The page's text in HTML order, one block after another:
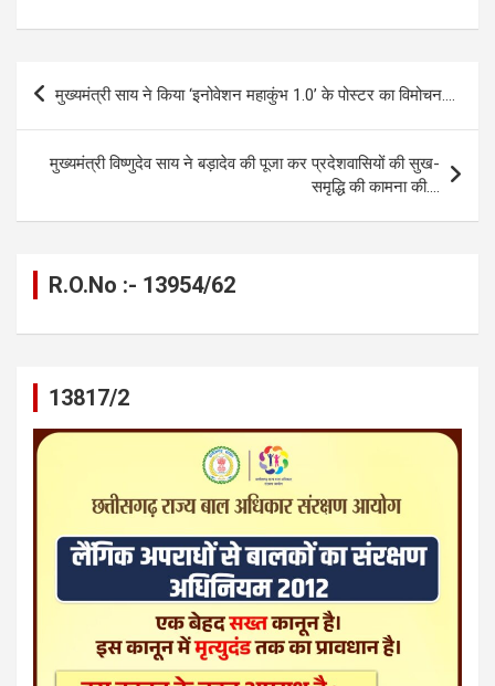
ce
b
o
o
k
se
g
er
at
s
A
p
p
e
gr
a
m
ail py
Li
n
k
ar
Post
navigation
मुख्यमंत्री साय ने किया ‘इनोवेशन महाकुंभ 1.0’ के पोस्टर का विमोचन….
मुख्यमंत्री विष्णुदेव साय ने बड़ादेव की पूजा कर प्रदेशवासियों की सुख-
समृद्धि की कामना की….
R.O.No :- 13954/62
13817/2